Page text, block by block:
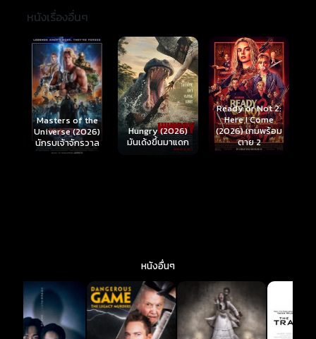
หนังเรื่องอื่นๆ
Masters of the
Universe (2026)
นักรบเจ้าจักรวาล
Hungry (2026)
มันเด้งขึ้นมาแดก
Ready or Not 2:
Here I Come
(2026) เกมพร้อม
ตาย 2
หนังอื่นๆ